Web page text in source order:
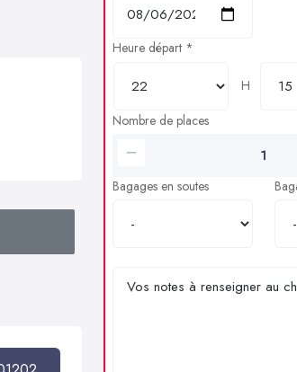
Heure départ *
H
Nombre de places
Bagages en soutes